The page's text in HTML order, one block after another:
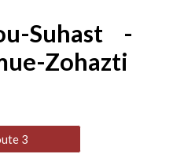
Suhast
-
Zohazti
3